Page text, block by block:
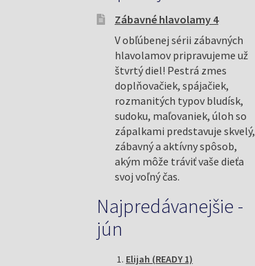
Zábavné hlavolamy 4
V obľúbenej sérii zábavných
hlavolamov pripravujeme už
štvrtý diel! Pestrá zmes
doplňovačiek, spájačiek,
rozmanitých typov bludísk,
sudoku, maľovaniek, úloh so
zápalkami predstavuje skvelý,
zábavný a aktívny spôsob,
akým môže tráviť vaše dieťa
svoj voľný čas.
Najpredávanejšie -
jún
Elijah (READY 1)